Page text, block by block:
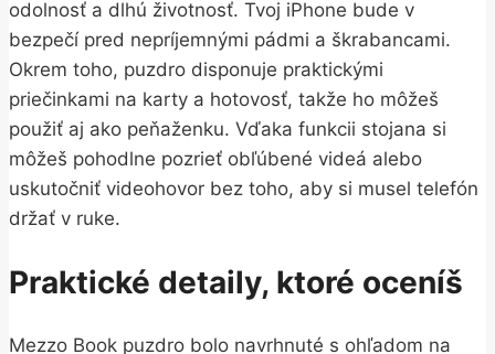
odolnosť a dlhú životnosť. Tvoj iPhone bude v
bezpečí pred nepríjemnými pádmi a škrabancami.
Okrem toho, puzdro disponuje praktickými
priečinkami na karty a hotovosť, takže ho môžeš
použiť aj ako peňaženku. Vďaka funkcii stojana si
môžeš pohodlne pozrieť obľúbené videá alebo
uskutočniť videohovor bez toho, aby si musel telefón
držať v ruke.
Praktické detaily, ktoré oceníš
Mezzo Book puzdro bolo navrhnuté s ohľadom na